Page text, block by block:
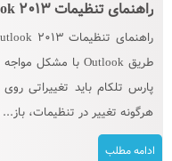
راهنمای تنظیمات Outlook ۲۰۱۳
هرگونه تغییر در تنظیمات، باز...
ادامه مطلب